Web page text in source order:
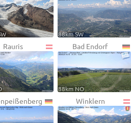
88km SW
Rauris Bad Endorf
88km NO
Winklern